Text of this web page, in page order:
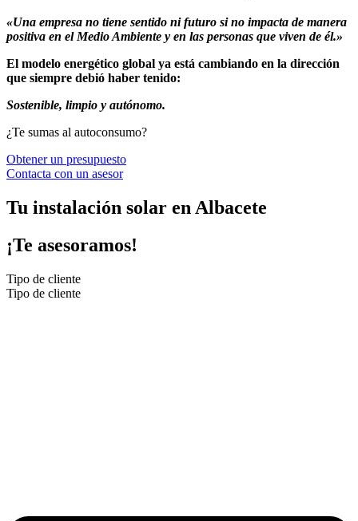
«Una empresa no tiene sentido ni futuro si no impacta de manera
positiva en el Medio Ambiente y en las personas que viven de él.»
El modelo energético global ya está cambiando en la dirección
que siempre debió haber tenido:
Sostenible, limpio y autónomo.
¿Te sumas al autoconsumo?
Obtener un presupuesto
Contacta con un asesor
Tu instalación solar en Albacete
¡Te asesoramos!
Tipo de cliente
Tipo de cliente